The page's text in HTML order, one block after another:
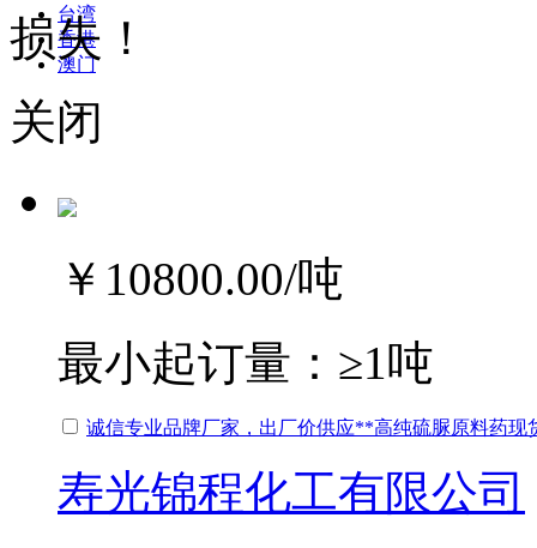
台湾
香港
澳门
损失！
关闭
￥10800.00/吨
最小起订量： ≥1吨
诚信专业品牌厂家，出厂价供应**高纯硫脲原料药现
寿光锦程化工有限公司